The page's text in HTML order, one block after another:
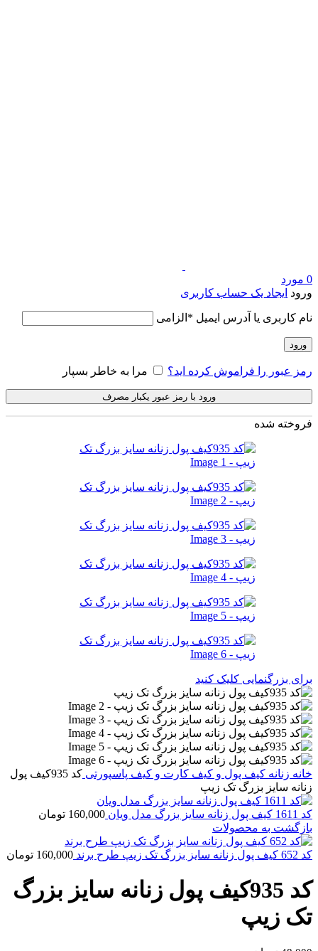
0 مورد
ورود ایجاد یک حساب کاربری
نام کاربری یا آدرس ایمیل * الزامی
ورود
رمز عبور را فراموش کرده اید؟ مرا به خاطر بسپار
ورود با رمز عبور یکبار مصرف
فروخته شده
برای بزرگنمایی کلیک کنید
خانه زنانه کیف پول و کیف کارت و کیف پاسپورتی
کد 935کیف پول
زنانه سایز بزرگ تک زیپ
کد 1611 کیف پول زنانه سایز بزرگ مدل ویان 160,000 تومان
بازگشت به محصولات
کد 652 کیف پول زنانه سایز بزرگ تک زیپ طرح برند 160,000 تومان
کد 935کیف پول زنانه سایز بزرگ
تک زیپ